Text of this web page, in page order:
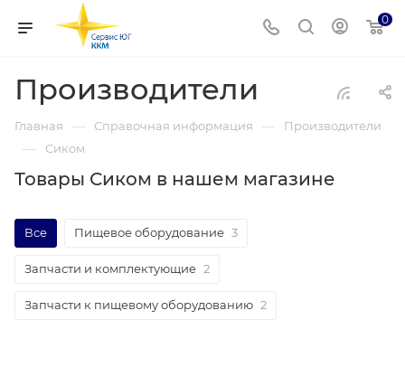
0
Производители
Главная — Справочная информация — Производители
— Сиком
Товары Сиком в нашем магазине
Все Пищевое оборудование 3
Запчасти и комплектующие 2
Запчасти к пищевому оборудованию 2